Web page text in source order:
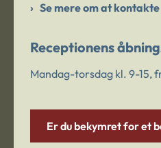
Se mere om at
Receptionens
Mandag-torsdag kl. 9-15,
Er du bekymret for et